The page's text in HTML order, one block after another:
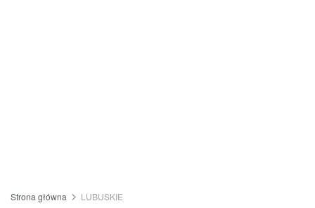
Strona główna LUBUSKIE